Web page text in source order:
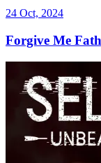
24 Oct, 2024
Forgive Me